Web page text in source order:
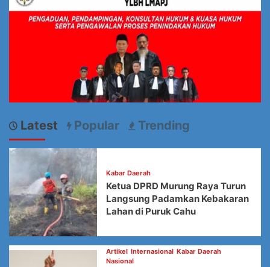
Latest Popular Trending
Kabar Daerah
Ketua DPRD Murung Raya Turun
Langsung Padamkan Kebakaran
Lahan di Puruk Cahu
Artikel Internasional Kabar Daerah
Nasional